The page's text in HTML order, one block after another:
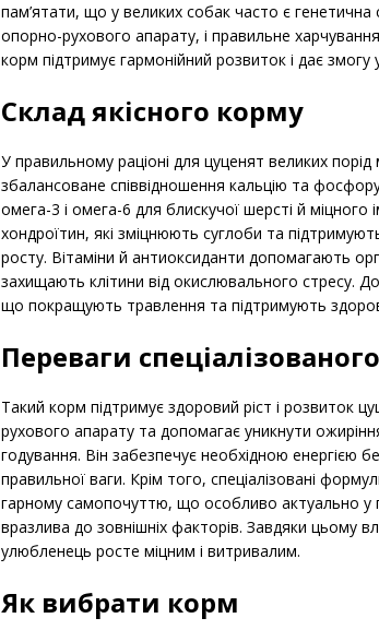
пам’ятати, що у великих собак часто є генетична
опорно-рухового апарату, і правильне
корм підтримує гармонійний розвиток і дає
Склад якісного корму
У правильному раціоні для цуценят великих порід
збалансоване співвідношення кальцію та
омега-3 і омега-6 для блискучої шерсті й міцного
хондроїтин, які зміцнюють суглоби та
росту. Вітаміни й антиоксиданти допомагають
захищають клітини від окислювального стресу.
що покращують травлення та підтримують
Переваги
Такий корм підтримує здоровий ріст і розвиток
рухового апарату та допомагає уникнути
годування. Він забезпечує необхідною енергією
правильної ваги. Крім того, спеціалізовані
гарному самопочуттю, що особливо актуально у
вразлива до зовнішніх факторів. Завдяки цьому
улюбленець росте міцним і витривалим.
Як вибрати корм